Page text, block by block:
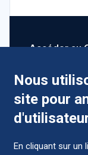
Accéder au
Comment
Nous
site pour
En cliquant sur un